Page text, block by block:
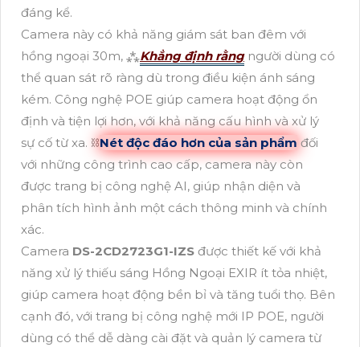
đáng kể.
Camera này có khả năng giám sát ban đêm với
hồng ngoại 30m, ⁂Khẳng định rằngngười dùng có
thể quan sát rõ ràng dù trong điều kiện ánh sáng
kém. Công nghệ POE giúp camera hoạt động ổn
định và tiện lợi hơn, với khả năng cấu hình và xử lý
sự cố từ xa. ⛓Nét độc đáo hơn của sản phẩm đối
với những công trình cao cấp, camera này còn
được trang bị công nghệ AI, giúp nhận diện và
phân tích hình ảnh một cách thông minh và chính
xác.
Camera DS-2CD2723G1-IZS được thiết kế với khả
năng xử lý thiếu sáng Hồng Ngoại EXIR ít tỏa nhiệt,
giúp camera hoạt động bền bỉ và tăng tuổi thọ. Bên
cạnh đó, với trang bị công nghệ mới IP POE, người
dùng có thể dễ dàng cài đặt và quản lý camera từ